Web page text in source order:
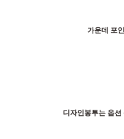
가운데 포
디자인봉투는 옵